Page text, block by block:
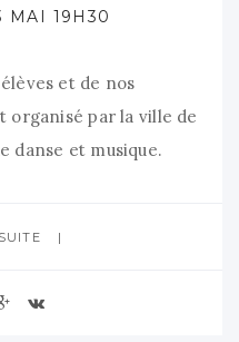
MAI 19H30
et de nos
organisé par la ville de
danse et musique.